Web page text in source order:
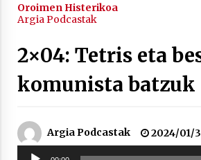
Arrosaren IX.
Oroimen Histerikoa
Argia Podcastak
2×04: Tetris eta
komunista batzuk
Argia Podcastak
2024/01/
Soinu